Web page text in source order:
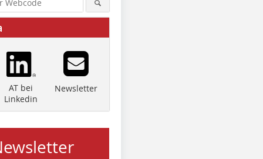
AT bei
Linkedin
Newsletter